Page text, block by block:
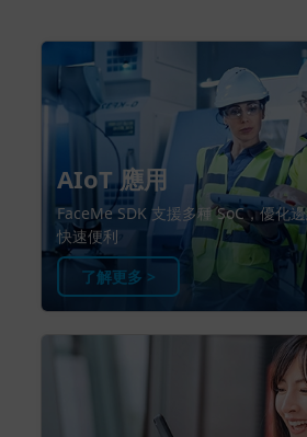
AIoT 應用
FaceMe SDK 支援多種 SoC，優化
快速便利
了解更多 >